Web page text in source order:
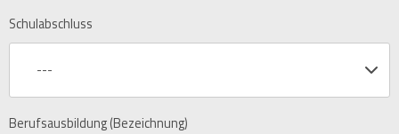
Schulabschluss
---
Berufsausbildung (Bezeichnung)